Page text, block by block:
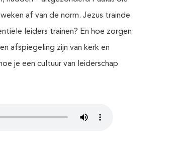
af van de norm. Jezus trainde
leiders trainen? En hoe zorgen
afspiegeling zijn van kerk en
je een cultuur van leiderschap